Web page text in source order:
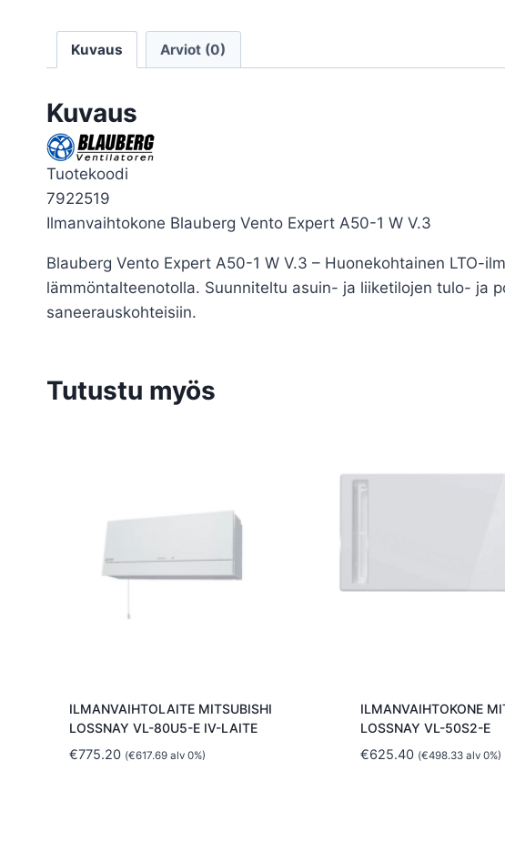
Kuvaus Arviot (0)
Kuvaus
Tuotekoodi
7922519
Ilmanvaihtokone Blauberg Vento Expert A50-1 W V.3
Blauberg Vento Expert A50-1 W V.3 – Huonekohtainen LTO-
lämmöntalteenotolla. Suunniteltu asuin- ja liiketilojen tulo- ja
saneerauskohteisiin.
Tutustu myös
ILMANVAIHTOLAITE MITSUBISHI
LOSSNAY VL-80U5-E IV-LAITE
€775.20 (€617.69alv 0%)
ILMANVAIHTOKONE
LOSSNAY VL-50S2-E
€625.40 (€498.33 alv 0%)